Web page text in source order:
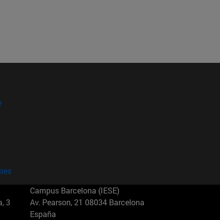
3
Campus Barcelona (IESE)
Av. Pearson, 21 08034 Barcelona
España